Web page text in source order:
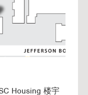
Housing 楼宇